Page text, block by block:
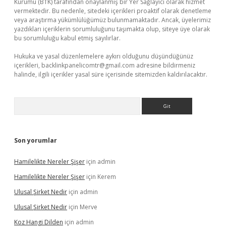
Kurumu (BTK) tarafından onaylanmış bir Yer Sağlayıcı olarak hizmet
vermektedir. Bu nedenle, sitedeki içerikleri proaktif olarak denetleme
veya araştırma yükümlülüğümüz bulunmamaktadır. Ancak, üyelerimiz
yazdıkları içeriklerin sorumluluğunu taşımakta olup, siteye üye olarak
bu sorumluluğu kabul etmiş sayılırlar.
Hukuka ve yasal düzenlemelere aykırı olduğunu düşündüğünüz
içerikleri, backlinkpanelicomtr@gmail.com adresine bildirmeniz
halinde, ilgili içerikler yasal süre içerisinde sitemizden kaldırılacaktır.
Son yorumlar
Hamilelikte Nereler Şişer için admin
Hamilelikte Nereler Şişer için Kerem
Ulusal Şirket Nedir için admin
Ulusal Şirket Nedir için Merve
Koz Hangi Dilden için admin